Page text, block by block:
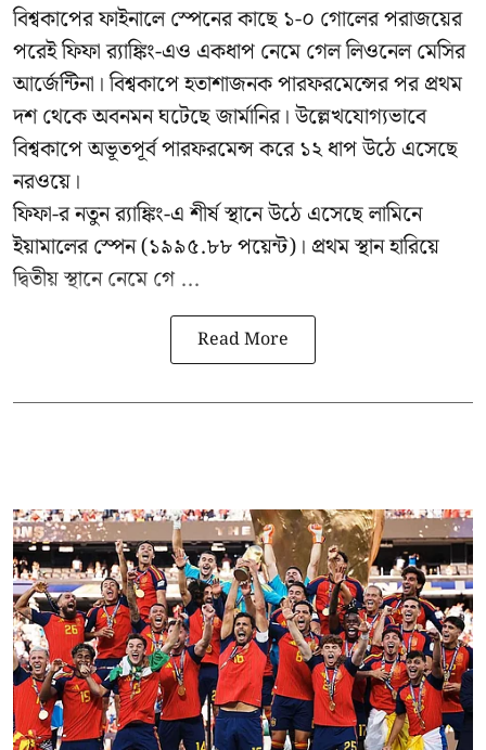
বিশ্বকাপের ফাইনালে স্পেনের কাছে ১-০ গোলের পরাজয়ের
পরেই ফিফা র‍্যাঙ্কিং-এও একধাপ নেমে গেল লিওনেল মেসির
আর্জেন্টিনা। বিশ্বকাপে হতাশাজনক পারফরমেন্সের পর প্রথম
দশ থেকে অবনমন ঘটেছে জার্মানির। উল্লেখযোগ্যভাবে
বিশ্বকাপে অভূতপূর্ব পারফরমেন্স করে ১২ ধাপ উঠে এসেছে
নরওয়ে।
ফিফা-র নতুন র‍্যাঙ্কিং-এ শীর্ষ স্থানে উঠে এসেছে লামিনে
ইয়ামালের স্পেন (১৯৯৫.৮৮ পয়েন্ট)। প্রথম স্থান হারিয়ে
দ্বিতীয় স্থানে নেমে গে ...
Read More